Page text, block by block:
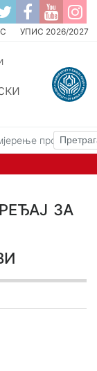
УПИС 2026/2027
протока од
за